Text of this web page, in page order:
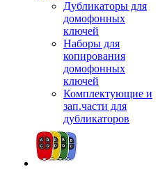
Дубликаторы для
домофонных
ключей
Наборы для
копирования
домофонных
ключей
Комплектующие и
зап.части для
дубликаторов